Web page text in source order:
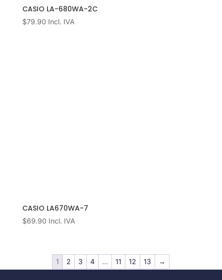
CASIO LA-680WA-2C
$79.90 Incl. IVA
CASIO LA670WA-7
$69.90 Incl. IVA
1 2 3 4 … 11 12 13 →